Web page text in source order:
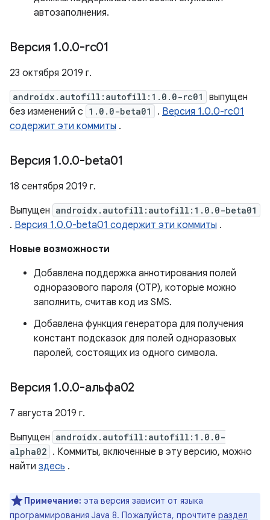
автозаполнения.
Версия 1.0.0-rc01
23 октября 2019 г.
androidx.autofill:autofill:1.0.0-rc01
выпущен
без изменений с 1.0.0-beta01 . Версия 1.0.0-rc01
содержит эти коммиты .
Версия 1.0.0-beta01
18 сентября 2019 г.
Выпущен androidx.autofill:autofill:1.0.0-beta01
. Версия 1.0.0-beta01 содержит эти коммиты .
Новые возможности
Добавлена ​​поддержка аннотирования полей
одноразового пароля (OTP), которые можно
заполнить, считав код из SMS.
Добавлена ​​функция генератора для получения
констант подсказок для полей одноразовых
паролей, состоящих из одного символа.
Версия 1.0.0-альфа02
7 августа 2019 г.
Выпущен androidx.autofill:autofill:1.0.0-
alpha02 . Коммиты, включенные в эту версию, можно
найти здесь .
Примечание: эта версия зависит от языка
программирования Java 8. Пожалуйста, прочтите раздел